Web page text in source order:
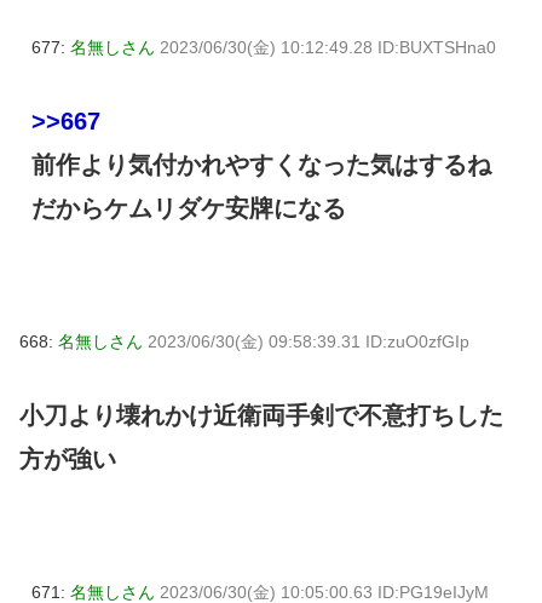
677: 名無しさん 2023/06/30(金) 10:12:49.28 ID:BUXTSHna0
>>667
前作より気付かれやすくなった気はするね
だからケムリダケ安牌になる
668: 名無しさん 2023/06/30(金) 09:58:39.31 ID:zuO0zfGIp
小刀より壊れかけ近衛両手剣で不意打ちした
方が強い
671: 名無しさん 2023/06/30(金) 10:05:00.63 ID:PG19eIJyM